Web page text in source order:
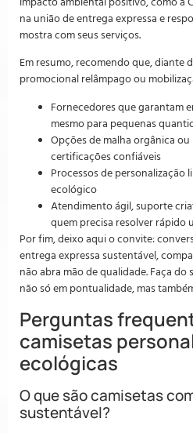
na união de entrega expressa e
mostra com seus serviços.
Em resumo, recomendo que, diante
promocional relâmpago ou
Fornecedores que garantam
mesmo para pequenas
Opções de malha orgânica
certificações confiáveis
Processos de personalização
ecológico
Atendimento ágil, suporte
quem precisa resolver rápido
Por fim, deixo aqui o convite:
entrega expressa sustentável,
não abra mão de qualidade. Faça
não só em pontualidade, mas
Perguntas
camisetas
ecológicas
O que são camisetas
sustentável?